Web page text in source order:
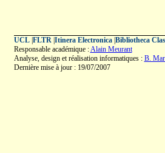
UCL| FLTR| Itinera Electronica| Bibliotheca
Responsable académique :Alain Meurant
Analyse, design et réalisation informatiques : B.
Dernière mise à jour : 19/07/2007